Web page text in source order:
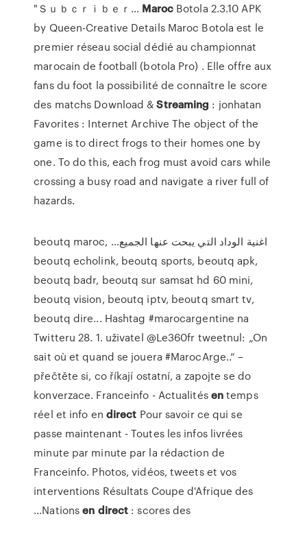
"Ｓｕｂｃｒｉｂｅｒ… MarocBotola 2.3.10 APK
by Queen-Creative DetailsMaroc Botola est le
premier réseau social dédié au championnat
marocain de football (botola Pro) . Elle offre aux
fans du foot la possibilité de connaître le score
des matchs Download &Streaming : jonhatan
Favorites : Internet Archive The object of the
game is to direct frogs to their homes one by
one. To do this, each frog must avoid cars while
crossing a busy road and navigate a river full of
hazards.
‫اغنية الوداد التي يبحت عنها الجميع… beoutq maroc,
beoutq echolink, beoutq sports, beoutq apk,
beoutq badr, beoutq sur samsat hd 60 mini,
beoutq vision, beoutq iptv, beoutq smart tv,
beoutq dire... Hashtag #marocargentine na
Twitteru 28. 1. uživatel @Le360fr tweetnul: „On
sait où et quand se jouera #MarocArge..“ –
přečtěte si, co říkají ostatní, a zapojte se do
konverzace. Franceinfo - Actualitésentemps
réel et info en direct Pour savoir ce qui se
passe maintenant - Toutes les infos livrées
minute par minute par la rédaction de
Franceinfo. Photos, vidéos, tweets et vos
interventions Résultats Coupe d'Afrique des
Nationsen direct : scores des…